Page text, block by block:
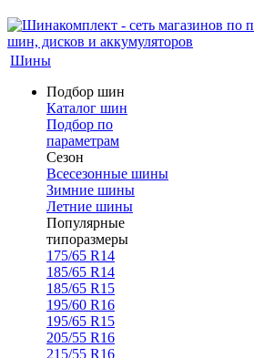
Шины
Подбор шин
Каталог шин
Подбор по
параметрам
Сезон
Всесезонные шины
Зимние шины
Летние шины
Популярные
типоразмеры
175/65 R14
185/65 R14
185/65 R15
195/60 R16
195/65 R15
205/55 R16
215/55 R16